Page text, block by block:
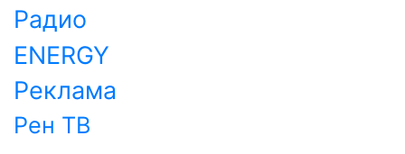
Радио
ENERGY
Реклама
Рен ТВ